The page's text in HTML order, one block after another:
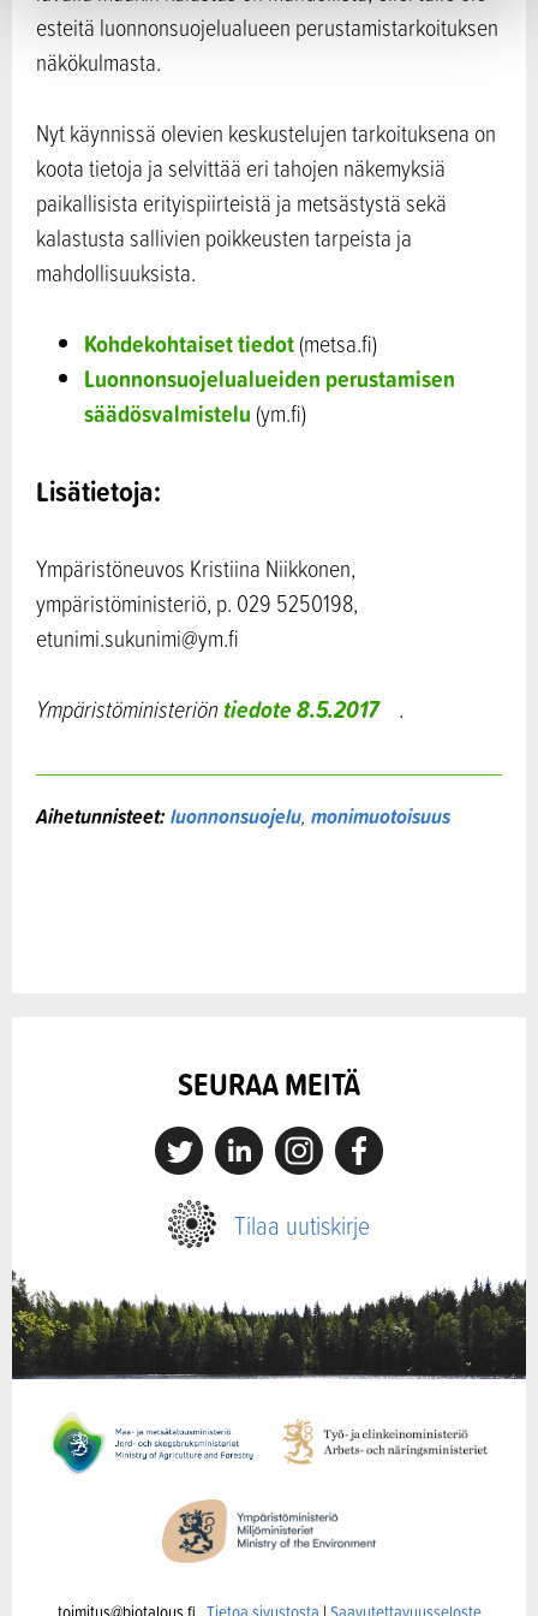
esteitä luonnonsuojelualueen perustamistarkoituksen
näkökulmasta.
Nyt käynnissä olevien keskustelujen tarkoituksena on
koota tietoja ja selvittää eri tahojen näkemyksiä
paikallisista erityispiirteistä ja metsästystä sekä
kalastusta sallivien poikkeusten tarpeista ja
mahdollisuuksista.
Kohdekohtaiset tiedot(metsa.fi)
Luonnonsuojelualueiden perustamisen
säädösvalmistelu (ym.fi)
Lisätietoja:
Ympäristöneuvos Kristiina Niikkonen,
ympäristöministeriö, p. 029 5250198,
etunimi.sukunimi@ym.fi
Ympäristöministeriöntiedote 8.5.2017 .
Aihetunnisteet:luonnonsuojelu, monimuotoisuus
SEURAA MEITÄ
X LinkedinInstagramFacebook
Tilaa uutiskirje